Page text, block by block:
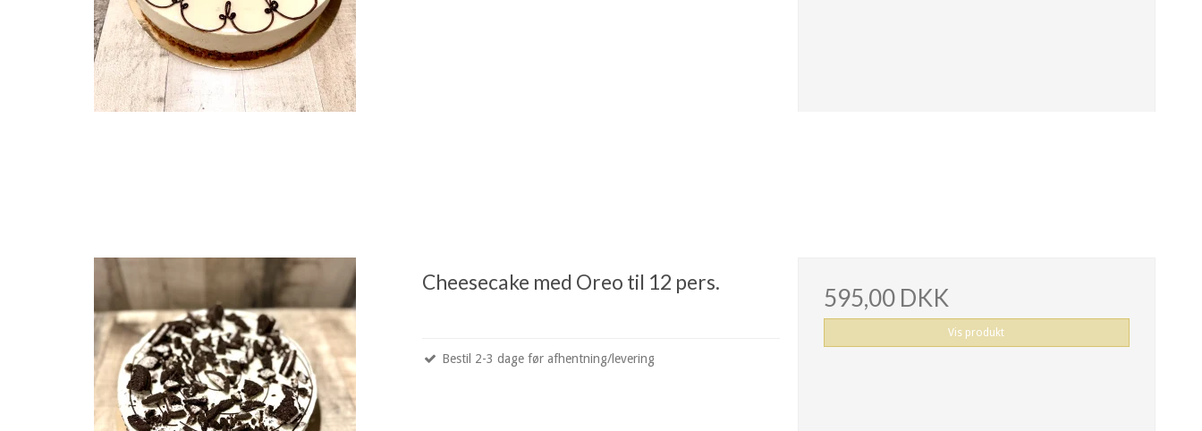
Cheesecake med Oreo til 12 pers.
Bestil 2-3 dage før afhentning/levering
595,00 DKK
Vis produkt